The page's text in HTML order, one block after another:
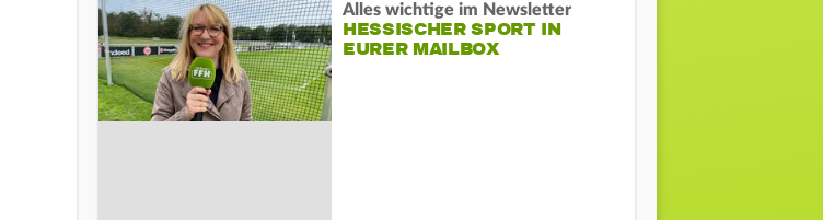
Alles wichtige im Newsletter
HESSISCHER SPORT IN
EURER MAILBOX